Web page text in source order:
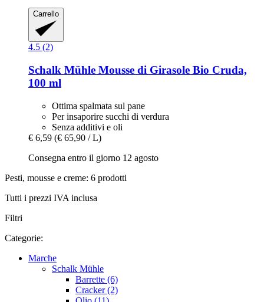
Carrello
4.5 (2)
Schalk Mühle Mousse di Girasole Bio Cruda,
100 ml
Ottima spalmata sul pane
Per insaporire succhi di verdura
Senza additivi e oli
€ 6,59 (€ 65,90 / L)
Consegna entro il giorno 12 agosto
Pesti, mousse e creme: 6 prodotti
Tutti i prezzi IVA inclusa
Filtri
Categorie:
Marche
Schalk Mühle
Barrette (6)
Cracker (2)